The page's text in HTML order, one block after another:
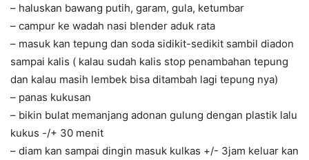
– haluskan bawang putih, garam, gula, ketumbar
– campur ke wadah nasi blender aduk rata
– masuk kan tepung dan soda sidikit-sedikit sambil diadon
sampai kalis ( kalau sudah kalis stop penambahan tepung
dan kalau masih lembek bisa ditambah lagi tepung nya)
– panas kukusan
– bikin bulat memanjang adonan gulung dengan plastik lalu
kukus -/+ 30 menit
– diam kan sampai dingin masuk kulkas +/- 3jam keluar kan